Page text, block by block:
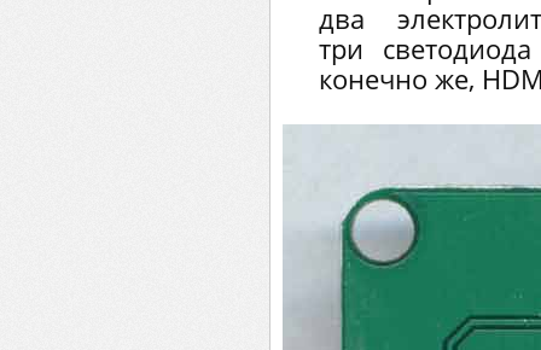
два
три
конечно же,